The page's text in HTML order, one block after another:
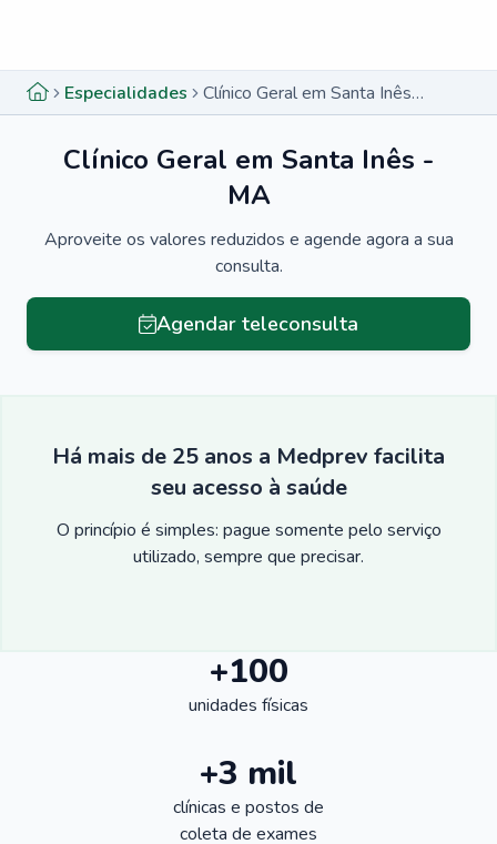
Especialidades Clínico Geral em Santa Inês - MA
Clínico Geral em Santa Inês -
MA
Aproveite os valores reduzidos e agende agora a sua
consulta.
Agendar teleconsulta
Há mais de 25 anos a Medprev facilita
seu acesso à saúde
O princípio é simples: pague somente pelo serviço
utilizado, sempre que precisar.
+100
unidades físicas
+3 mil
clínicas e postos de
coleta de exames